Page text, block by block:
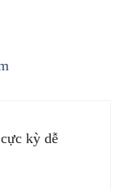
kỳ dễ